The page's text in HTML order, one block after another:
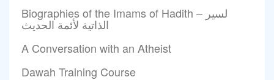
Biographies of the Imams of Hadith – لسير
الذاتية لأئمة الحديث
A Conversation with an Atheist
Dawah Training Course